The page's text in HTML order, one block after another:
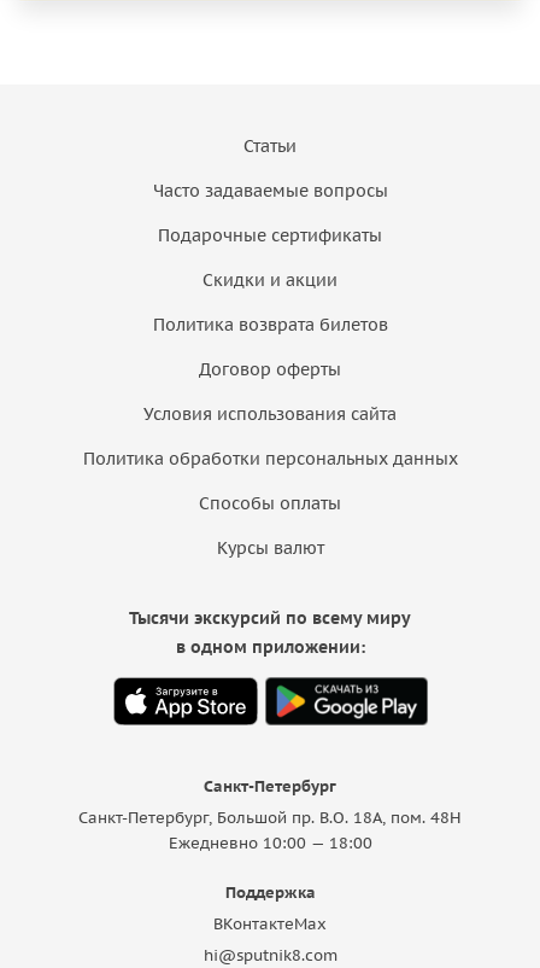
Статьи
Часто задаваемые вопросы
Подарочные сертификаты
Скидки и акции
Политика возврата билетов
Договор оферты
Условия использования сайта
Политика обработки персональных данных
Способы оплаты
Курсы валют
Санкт-Петербург
Санкт-Петербург, Большой пр. В.О. 18A, пом. 48Н
Ежедневно 10:00 — 18:00
Поддержка
ВКонтактеMax
hi@sputnik8.com
Тысячи экскурсий по всему миру
в одном приложении: